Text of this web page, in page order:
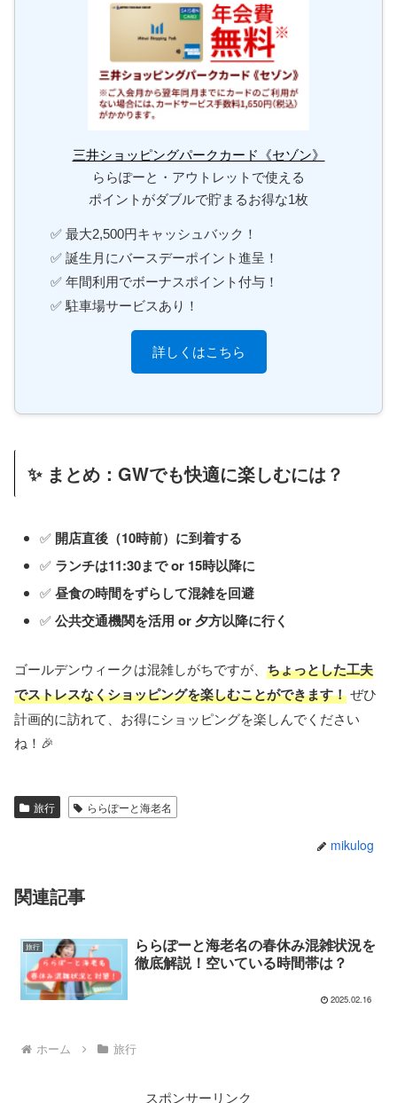
三井ショッピングパークカード《セゾン》
ららぽーと・アウトレットで使える
ポイントがダブルで貯まるお得な1枚
✅ 最大2,500円キャッシュバック！
✅ 誕生月にバースデーポイント進呈！
✅ 年間利用でボーナスポイント付与！
✅ 駐車場サービスあり！
詳しくはこちら
✨ まとめ：GWでも快適に楽しむには？
✅ 開店直後（10時前）に到着する
✅ ランチは11:30まで or 15時以降に
✅昼食の時間をずらして混雑を回避
✅公共交通機関を活用 or 夕方以降に行く
ゴールデンウィークは混雑しがちですが、 ちょっとした工夫
でストレスなくショッピングを楽しむことができます！ぜひ
計画的に訪れて、お得にショッピングを楽しんでください
ね！🎉
旅行 ららぽーと海老名
mikulog
関連記事
旅行
ららぽーと海老名の春休み混雑状況を
徹底解説！空いている時間帯は？
2025.02.16
ホーム 旅行
スポンサーリンク